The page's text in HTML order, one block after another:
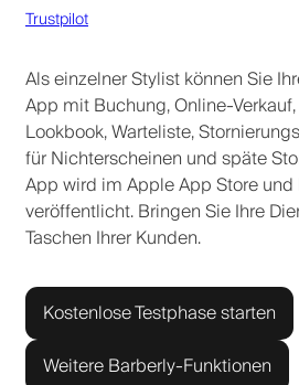
Trustpilot
Als einzelner Stylist können Sie
App mit Buchung, Online-
Lookbook, Warteliste,
für Nichterscheinen und späte
App wird im Apple App Store
veröffentlicht. Bringen Sie Ihre
Taschen Ihrer Kunden.
Kostenlose Testphase starten
Weitere Barberly-Funktionen